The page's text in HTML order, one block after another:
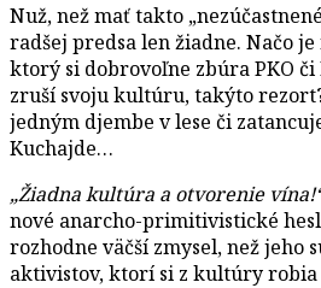
Nuž, než mať takto
radšej predsa len žiadne. Načo
ktorý si dobrovoľne zbúra PKO či
zruší svoju kultúru, takýto
jedným djembe v lese či
Kuchajde…
„Žiadna kultúra a otvorenie
nové anarcho-primitivistické
rozhodne väčší zmysel, než jeho
aktivistov, ktorí si z kultúry